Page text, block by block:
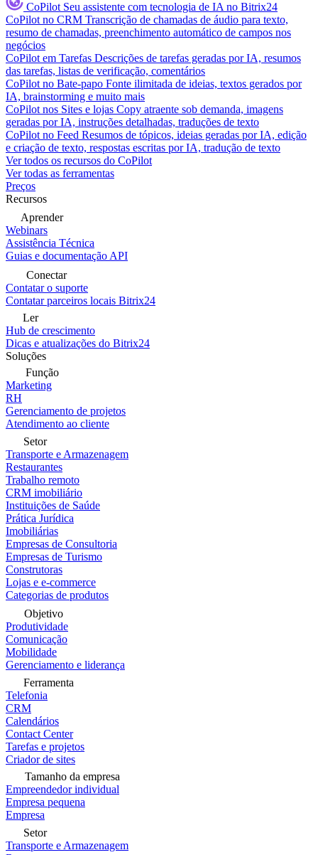
CoPilot Seu assistente com tecnologia de IA no Bitrix24
CoPilot no CRM Transcrição de chamadas de áudio para texto,
resumo de chamadas, preenchimento automático de campos nos
negócios
CoPilot em Tarefas Descrições de tarefas geradas por IA, resumos
das tarefas, listas de verificação, comentários
CoPilot no Bate-papo Fonte ilimitada de ideias, textos gerados por
IA, brainstorming e muito mais
CoPilot nos Sites e lojas Copy atraente sob demanda, imagens
geradas por IA, instruções detalhadas, traduções de texto
CoPilot no Feed Resumos de tópicos, ideias geradas por IA, edição
e criação de texto, respostas escritas por IA, tradução de texto
Ver todos os recursos do CoPilot
Ver todas as ferramentas
Preços
Recursos
Aprender
Webinars
Assistência Técnica
Guias e documentação API
Conectar
Contatar o suporte
Contatar parceiros locais Bitrix24
Ler
Hub de crescimento
Dicas e atualizações do Bitrix24
Soluções
Função
Marketing
RH
Gerenciamento de projetos
Atendimento ao cliente
Setor
Transporte e Armazenagem
Restaurantes
Trabalho remoto
CRM imobiliário
Instituições de Saúde
Prática Jurídica
Imobiliárias
Empresas de Consultoria
Empresas de Turismo
Construtoras
Lojas e e-commerce
Categorias de produtos
Objetivo
Produtividade
Comunicação
Mobilidade
Gerenciamento e liderança
Ferramenta
Telefonia
CRM
Calendários
Contact Center
Tarefas e projetos
Criador de sites
Tamanho da empresa
Empreendedor individual
Empresa pequena
Empresa
Setor
Transporte e Armazenagem